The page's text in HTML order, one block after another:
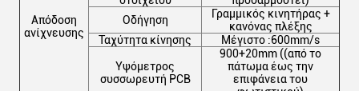
Απόδοση
ανίχνευσης
Οδήγηση
Γραμμικός κινητήρας +
κανόνας πλέξης
Ταχύτητα κίνησης
Μέγιστο :600mm/s
Υψόμετρος
συσσωρευτή PCB
900+20mm ((από το
πάτωμα έως την
επιφάνεια του